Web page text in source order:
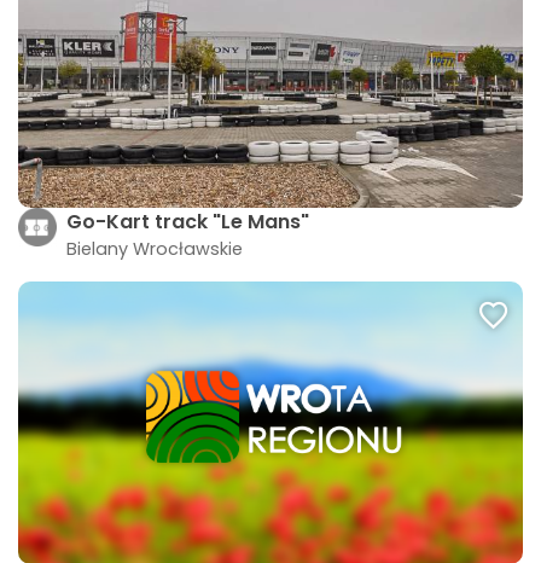
Go-Kart track "Le Mans"
Bielany Wrocławskie